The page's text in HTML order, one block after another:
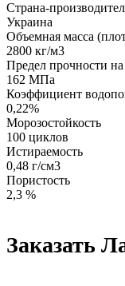
Страна-
Украина
Объемная масса
2800 кг/м3
Предел прочности
162 МПа
Коэффициент
0,22%
Морозостойкость
100 циклов
Истираемость
0,48 г/см3
Пористость
2,3 %
Заказать